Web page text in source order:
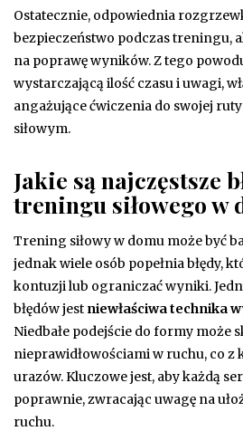
Ostatecznie, odpowiednia
bezpieczeństwo podczas treningu,
na poprawę wyników. Z tego
wystarczającą ilość czasu i uwagi,
angażujące ćwiczenia do swojej
siłowym.
Jakie są najczęstsze
treningu siłowego w
Trening siłowy w domu może być
jednak wiele osób popełnia błędy,
kontuzji lub ograniczać wyniki.
błędów jest niewłaściwa technika
Niedbałe podejście do formy może
nieprawidłowościami w ruchu, co z
urazów. Kluczowe jest, aby każdą
poprawnie, zwracając uwagę na
ruchu.